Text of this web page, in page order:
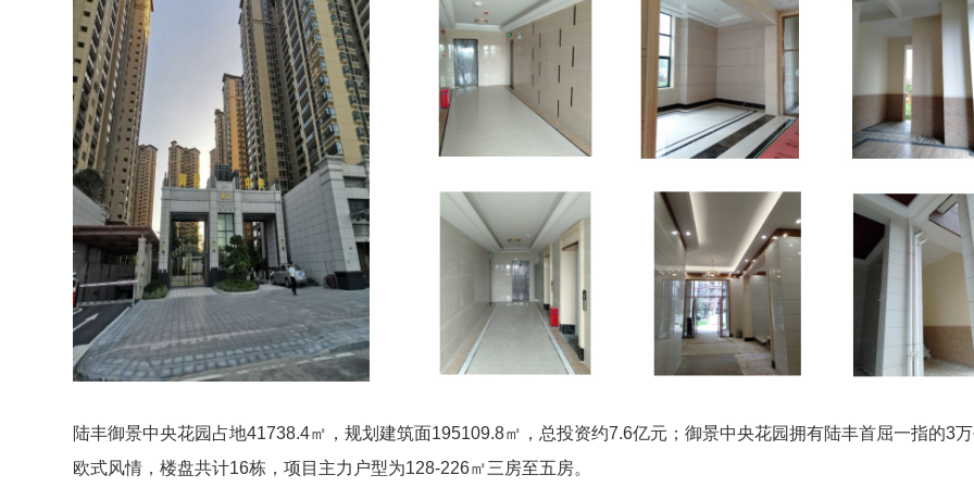
陆丰御景中央花园占地41738.4㎡，规划建筑面195109.8㎡，总投资约7.6亿元；御景中央花园拥有陆丰首屈一指的3
欧式风情，楼盘共计16栋，项目主力户型为128-226㎡三房至五房。